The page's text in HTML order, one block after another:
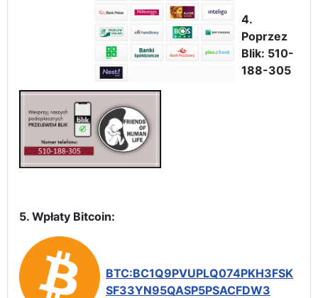
4.
Poprzez
Blik: 510-
188-305
5. Wpłaty Bitcoin:
BTC:BC1Q9PVUPLQ074PKH3FSK
SF33YN95QASP5PSACFDW3